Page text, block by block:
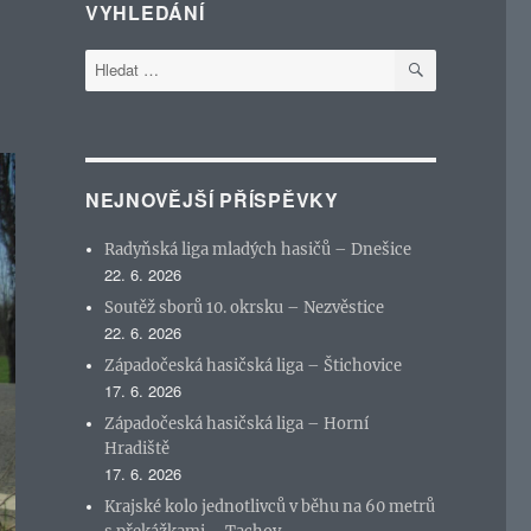
VYHLEDÁNÍ
Hledat: HLEDÁNÍ
NEJNOVĚJŠÍ PŘÍSPĚVKY
Radyňská liga mladých hasičů – Dnešice
22. 6. 2026
Soutěž sborů 10. okrsku – Nezvěstice
22. 6. 2026
Západočeská hasičská liga – Štichovice
17. 6. 2026
Západočeská hasičská liga – Horní
Hradiště
17. 6. 2026
Krajské kolo jednotlivců v běhu na 60 metrů